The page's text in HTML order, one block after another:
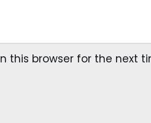
this browser for the next